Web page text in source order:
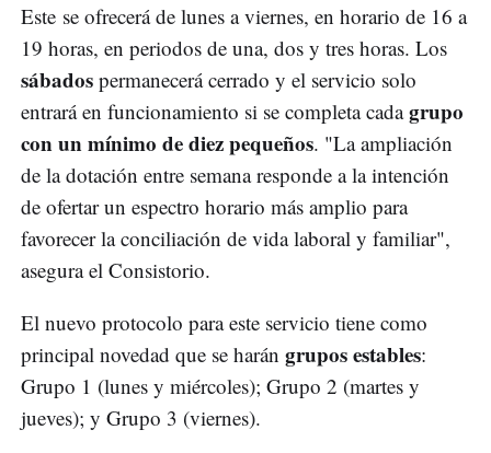
Este se ofrecerá de lunes a viernes, en horario de 16 a
19 horas, en periodos de una, dos y tres horas. Los
sábados permanecerá cerrado y el servicio solo
entrará en funcionamiento si se completa cadagrupo
con un mínimo de diez pequeños. "La ampliación
de la dotación entre semana responde a la intención
de ofertar un espectro horario más amplio para
favorecer la conciliación de vida laboral y familiar",
asegura el Consistorio.
El nuevo protocolo para este servicio tiene como
principal novedad que se harán grupos estables:
Grupo 1 (lunes y miércoles); Grupo 2 (martes y
jueves); y Grupo 3 (viernes).